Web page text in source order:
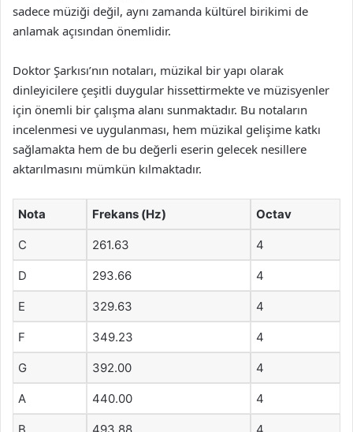
sadece müziği değil, aynı zamanda kültürel birikimi de
anlamak açısından önemlidir.
Doktor Şarkısı’nın notaları, müzikal bir yapı olarak
dinleyicilere çeşitli duygular hissettirmekte ve müzisyenler
için önemli bir çalışma alanı sunmaktadır. Bu notaların
incelenmesi ve uygulanması, hem müzikal gelişime katkı
sağlamakta hem de bu değerli eserin gelecek nesillere
aktarılmasını mümkün kılmaktadır.
Nota Frekans (Hz) Octav
C 261.63 4
D 293.66 4
E 329.63 4
F 349.23 4
G 392.00 4
A 440.00 4